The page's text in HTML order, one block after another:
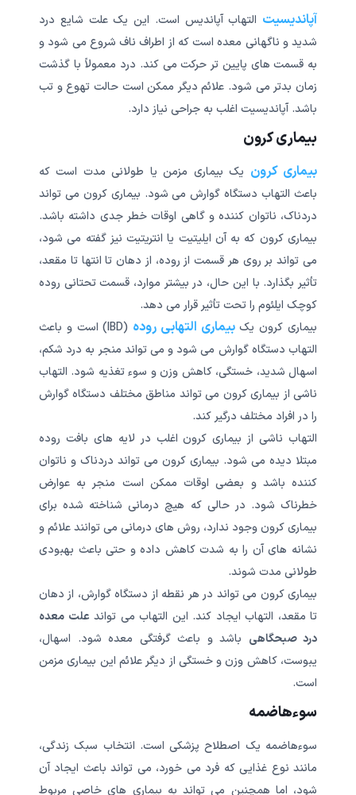
آپاندیسیت التهاب آپاندیس است. این یک علت شایع درد
شدید و ناگهانی معده است که از اطراف ناف شروع می شود و
به قسمت های پایین تر حرکت می کند. درد معمولاً با گذشت
زمان بدتر می شود. علائم دیگر ممکن است حالت تهوع و تب
باشد. آپاندیسیت اغلب به جراحی نیاز دارد.
بیماری کرون
بیماری کرون یک بیماری مزمن یا طولانی مدت است که
باعث التهاب دستگاه گوارش می شود. بیماری کرون می تواند
دردناک، ناتوان کننده و گاهی اوقات خطر جدی داشته باشد.
بیماری کرون که به آن ایلیتیت یا انتریتیت نیز گفته می شود،
می تواند بر روی هر قسمت از روده، از دهان تا انتها تا مقعد،
تأثیر بگذارد. با این حال، در بیشتر موارد، قسمت تحتانی روده
کوچک ایلئوم را تحت تأثیر قرار می دهد.
بیماری کرون یکبیماری التهابی روده
(IBD) است و باعث
التهاب دستگاه گوارش می شود و می تواند منجر به درد شکم،
اسهال شدید، خستگی، کاهش وزن و سوء تغذیه شود. التهاب
ناشی از بیماری کرون می تواند مناطق مختلف دستگاه گوارش
را در افراد مختلف درگیر کند.
التهاب ناشی از بیماری کرون اغلب در لایه های بافت روده
مبتلا دیده می شود. بیماری کرون می تواند دردناک و ناتوان
کننده باشد و بعضی اوقات ممکن است منجر به عوارض
خطرناک شود. در حالی که هیچ درمانی شناخته شده برای
بیماری کرون وجود ندارد، روش های درمانی می توانند علائم و
نشانه های آن را به شدت کاهش داده و حتی باعث بهبودی
طولانی مدت شوند.
بیماری کرون می تواند در هر نقطه از دستگاه گوارش، از دهان
تا مقعد، التهاب ایجاد کند. این التهاب می تواند علت معده
درد صبحگاهی باشد و باعث گرفتگی معده شود. اسهال،
یبوست، کاهش وزن و خستگی از دیگر علائم این بیماری مزمن
است.
سوءهاضمه
سوءهاضمه یک اصطلاح پزشکی است. انتخاب سبک زندگی،
مانند نوع غذایی که فرد می خورد، می تواند باعث ایجاد آن
شود، اما همچنین می تواند به بیماری های خاصی مربوط